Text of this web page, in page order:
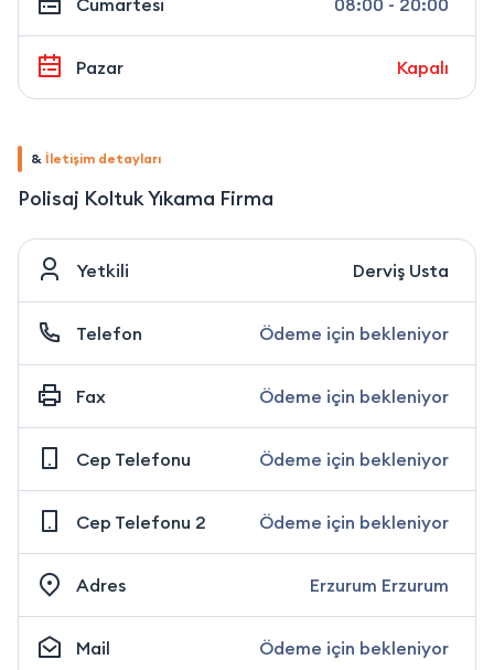
Cumartesi 08:00 - 20:00
Pazar Kapalı
& İletişim detayları
Polisaj Koltuk Yıkama Firma
Yetkili Derviş Usta
Telefon Ödeme için bekleniyor
Fax Ödeme için bekleniyor
Cep Telefonu Ödeme için bekleniyor
Cep Telefonu 2 Ödeme için bekleniyor
Adres Erzurum Erzurum
Mail Ödeme için bekleniyor